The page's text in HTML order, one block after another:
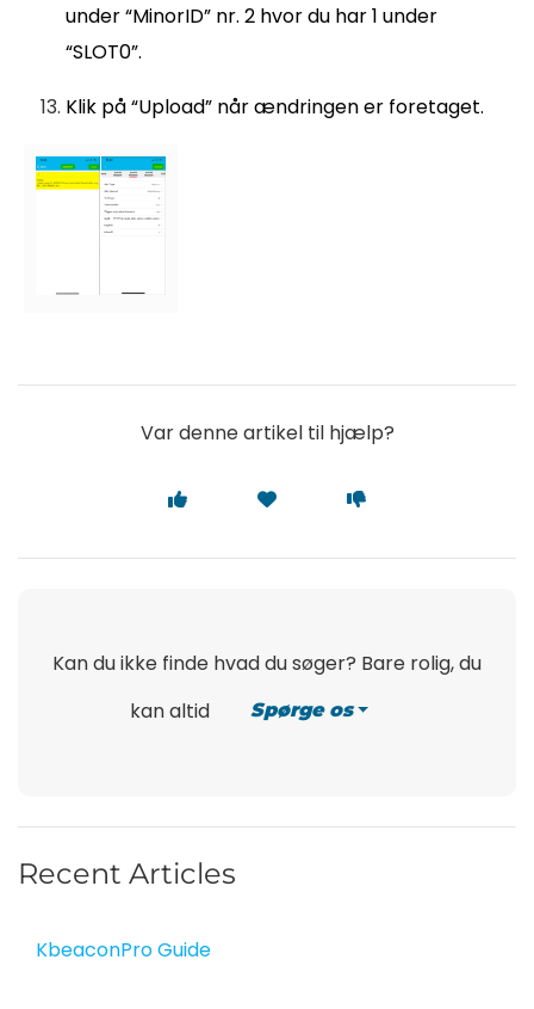
under “MinorID” nr. 2 hvor du har 1 under
“SLOT0”.
Klik på “Upload” når ændringen er foretaget.
Var denne artikel til hjælp?
Kan du ikke finde hvad du søger? Bare rolig, du
kan altid
Spørge os
Recent Articles
KbeaconPro Guide